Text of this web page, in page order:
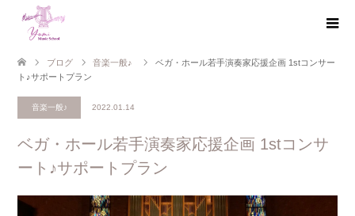
ブログ 音楽一般♪
ベガ・ホール若手演奏家応援企画 1stコンサー
ト♪サポートプラン
音楽一般♪ 2022.01.14
ベガ・ホール若手演奏家応援企画 1stコンサ
ート♪サポートプラン